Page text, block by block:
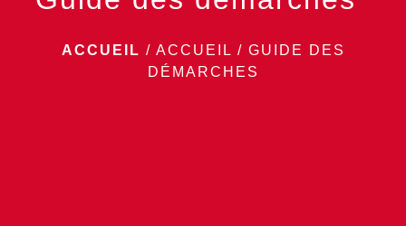
ACCUEIL / ACCUEIL / GUIDE DES
DÉMARCHES